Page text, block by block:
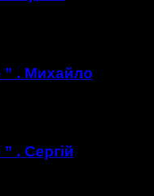
” . Михайло
. Сергій